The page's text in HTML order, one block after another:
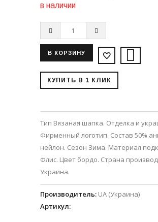
в наличии
КУПИТЬ В 1 КЛИК
Тип Вязаная шапка. Отделка и
Фирменный логотип. Состав 50%
нейлон. Сезон Зима. Материал
Флис. Цвет бордо. Страна
Украина.
Производитель: UA (Украина)
Артикул: